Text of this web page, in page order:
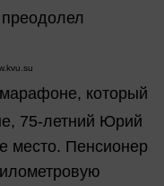
который
75-летний Юрий
место. Пенсионер